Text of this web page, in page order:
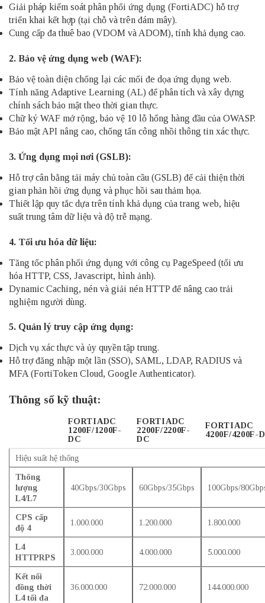
Giải pháp kiểm soát phân phối ứng dụng (FortiADC) hỗ trợ
triển khai kết hợp (tại chỗ và trên đám mây).
Cung cấp đa thuê bao (VDOM và ADOM), tính khả dụng cao.
2. Bảo vệ ứng dụng web (WAF):
Bảo vệ toàn diện chống lại các mối đe dọa ứng dụng web.
Tính năng Adaptive Learning (AL) để phân tích và xây dựng
chính sách bảo mật theo thời gian thực.
Chữ ký WAF mở rộng, bảo vệ 10 lỗ hổng hàng đầu của OWASP.
Bảo mật API nâng cao, chống tấn công nhồi thông tin xác thực.
3. Ứng dụng mọi nơi (GSLB):
Hỗ trợ cân bằng tải máy chủ toàn cầu (GSLB) để cải thiện thời
gian phản hồi ứng dụng và phục hồi sau thảm họa.
Thiết lập quy tắc dựa trên tính khả dụng của trang web, hiệu
suất trung tâm dữ liệu và độ trễ mạng.
4. Tối ưu hóa dữ liệu:
Tăng tốc phân phối ứng dụng với công cụ PageSpeed (tối ưu
hóa HTTP, CSS, Javascript, hình ảnh).
Dynamic Caching, nén và giải nén HTTP để nâng cao trải
nghiệm người dùng.
5. Quản lý truy cập ứng dụng:
Dịch vụ xác thực và ủy quyền tập trung.
Hỗ trợ đăng nhập một lần (SSO), SAML, LDAP, RADIUS và
MFA (FortiToken Cloud, Google Authenticator).
Thông số kỹ thuật:
FORTIADC
1200F/1200F-
DC
FORTIADC
2200F/2200F-
DC
FORTIADC
4200F/4200F-
Hiệu suất hệ thống
Thông
lượng
L4/L7
40Gbps/30Gbps 60Gbps/35Gbps 100Gbps/
CPS cấp
độ 4
1.000.000 1.200.000 1.800.000
L4
HTTPRPS
3.000.000 4.000.000 5.000.000
Kết nối
đồng thời
L4 tối đa
36.000.000 72.000.000 144.000.000